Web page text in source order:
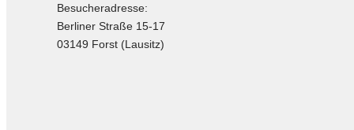
Besucheradresse:
Berliner Straße 15-17
03149 Forst (Lausitz)